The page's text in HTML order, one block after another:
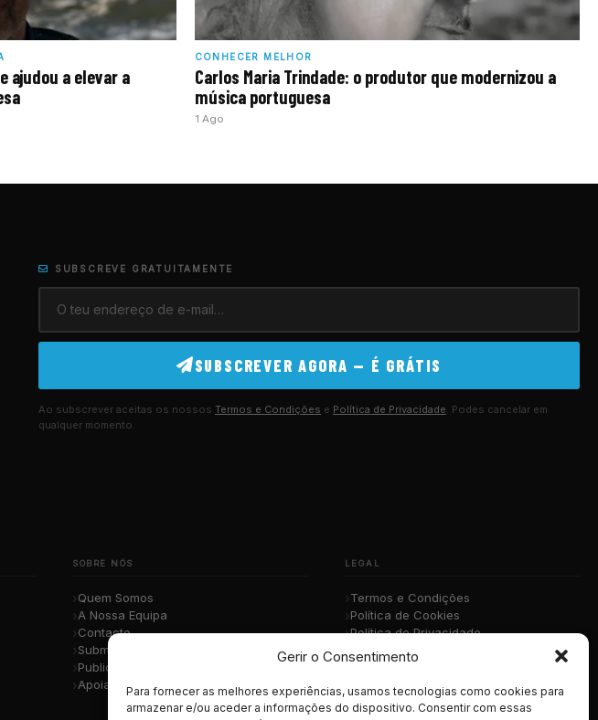
Gerir o Consentimento
Para fornecer as melhores experiências, usamos tecnologias como cookies para
armazenar e/ou aceder a informações do dispositivo. Consentir com essas
ajudou a elevar a
CONHECER MELHOR
Carlos Maria Trindade: o produtor que modernizou a
música portuguesa
1 Ago
SUBSCREVE GRATUITAMENTE
SUBSCREVER AGORA — É GRÁTIS
Ao subscrever aceitas os nossos Termos e Condições e Política de Privacidade . Podes cancelar em
qualquer momento.
SOBRE NÓS
Quem Somos
A Nossa Equipa
Contacto
Submete a Tua Música
Publicidade
Apoiar o Projeto
LEGAL
Termos e Condições
Política de Cookies
Política de Privacidade
RGPD